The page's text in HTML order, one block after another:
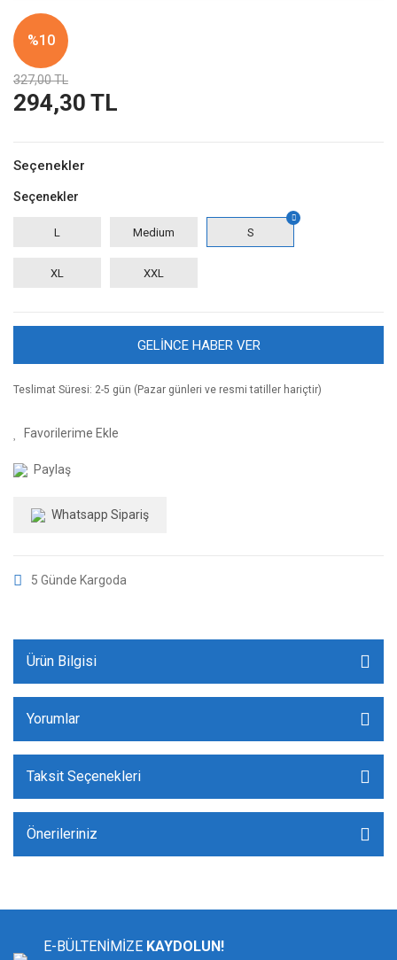
%10
327,00 TL
294,30 TL
Seçenekler
Seçenekler
L Medium S
XL XXL
GELİNCE HABER VER
Teslimat Süresi: 2-5 gün (Pazar günleri ve resmi tatiller hariçtir)
Paylaş
Whatsapp Sipariş
5 Günde Kargoda
Ürün Bilgisi
Yorumlar
Taksit Seçenekleri
Önerileriniz
E-BÜLTENİMİZE KAYDOLUN!